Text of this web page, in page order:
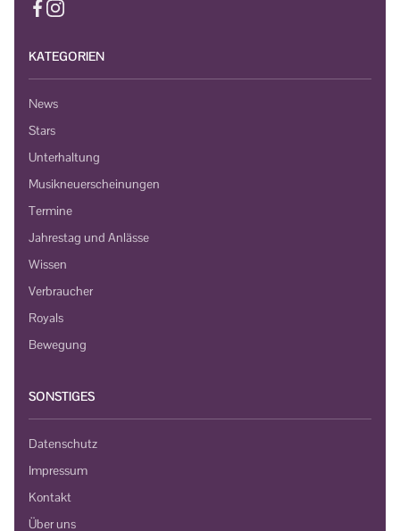
KATEGORIEN
News
Stars
Unterhaltung
Musikneuerscheinungen
Termine
Jahrestag und Anlässe
Wissen
Verbraucher
Royals
Bewegung
SONSTIGES
Datenschutz
Impressum
Kontakt
Über uns